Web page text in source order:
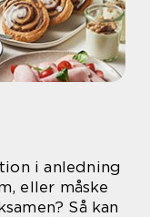
i anledning
eller måske
Så kan